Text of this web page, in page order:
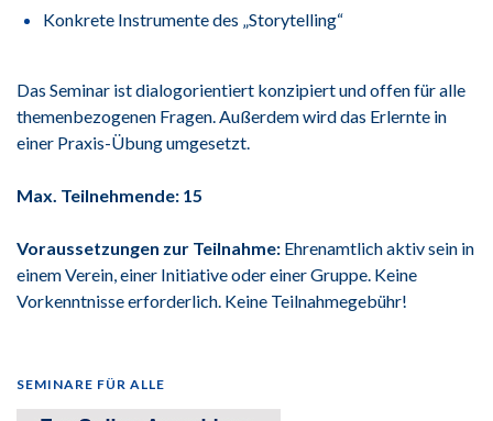
Konkrete Instrumente des „Storytelling“
Das Seminar ist dialogorientiert konzipiert und offen für alle
themenbezogenen Fragen. Außerdem wird das Erlernte in
einer Praxis-Übung umgesetzt.
Max. Teilnehmende: 15
Voraussetzungen zur Teilnahme: Ehrenamtlich aktiv sein in
einem Verein, einer Initiative oder einer Gruppe. Keine
Vorkenntnisse erforderlich. Keine Teilnahmegebühr!
SEMINARE FÜR ALLE